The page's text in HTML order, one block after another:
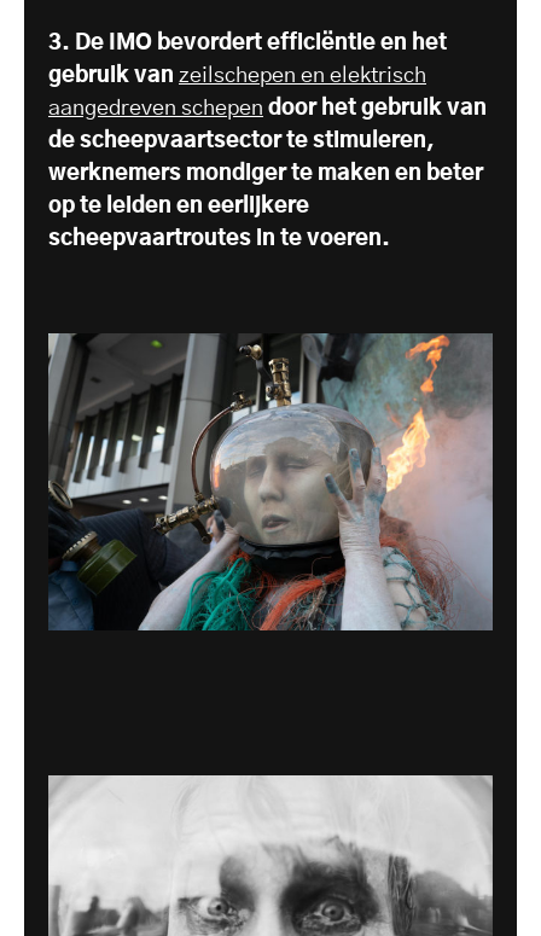
3. De IMO bevordert efficiëntie en het
gebruik van zeilschepen en elektrisch
aangedreven schepen door het gebruik van
de scheepvaartsector te stimuleren,
werknemers mondiger te maken en beter
op te leiden en eerlijkere
scheepvaartroutes in te voeren.